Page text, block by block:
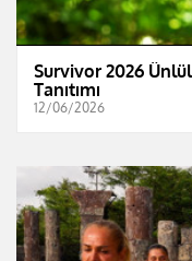
Survivor 2026
Tanıtımı
12/06/2026